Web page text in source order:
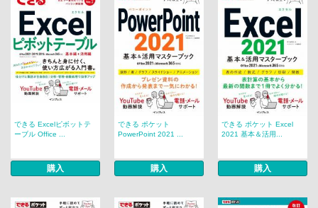
できる Excelピボットテ
ーブル Office ...
購入
できる ポケット
PowerPoint 2021 ...
購入
できる ポケット Excel
2021 基本＆活用...
購入